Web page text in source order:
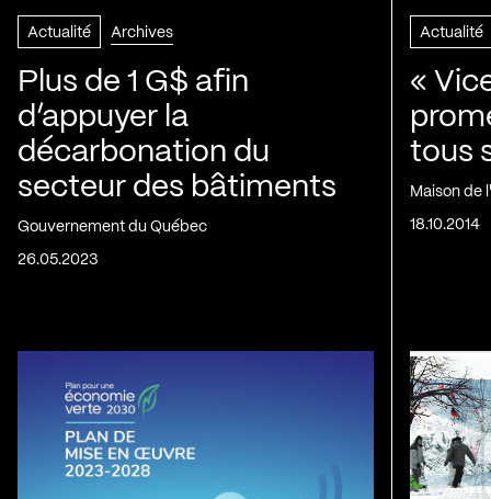
Actualité Archives
Plus de 1 G$ afin
d’appuyer la
décarbonation du
secteur des bâtiments
Gouvernement du Québec
26.05.2023
Actualité
«
tous
Maison de
18.10.2014